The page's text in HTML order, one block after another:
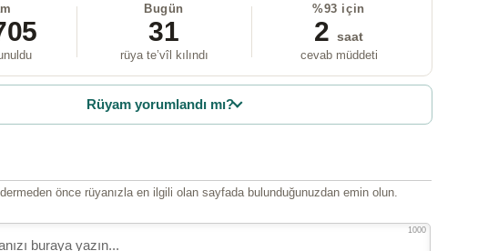
Bugün
31
rüya te’vîl kılındı
%93 için
2 saat
cevab müddeti
Rüyam yorumlandı mı?
önce rüyanızla en ilgili olan sayfada bulunduğunuzdan emin olun.
1000